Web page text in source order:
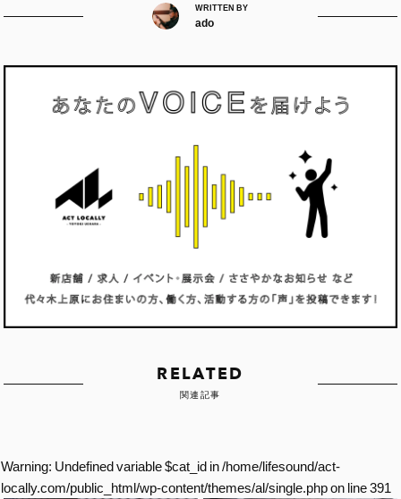
WRITTEN BY
ado
RELATED
関連記事
Warning: Undefined variable $cat_id in/home/lifesound/act-
locally.com/public_html/wp-content/themes/al/single.phpon line391